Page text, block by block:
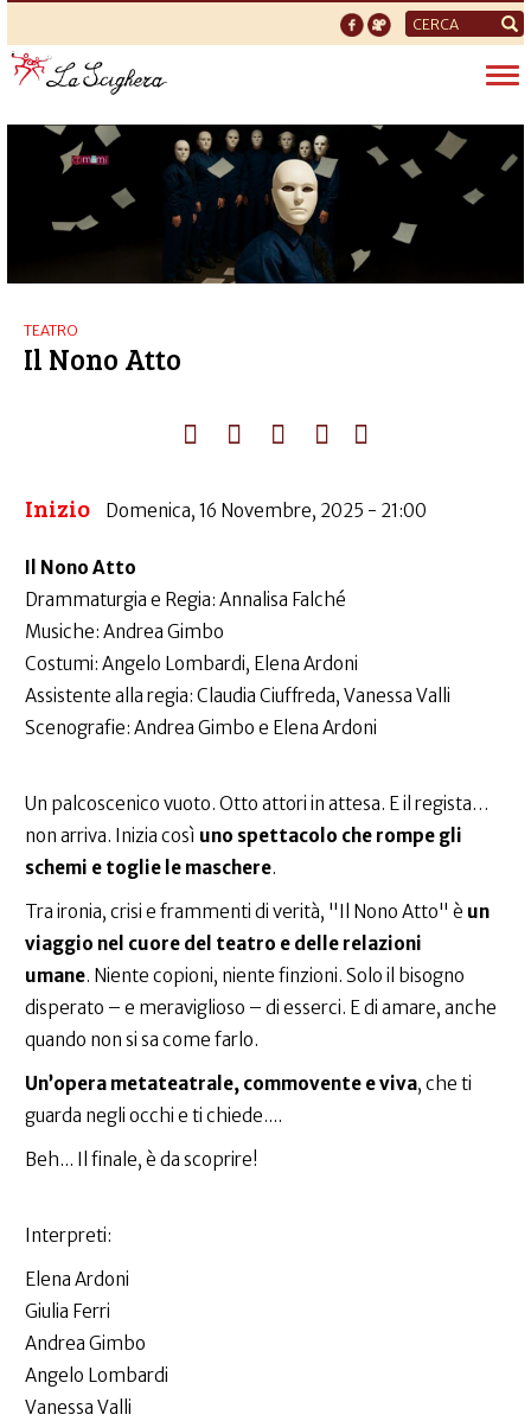
Form
di
ricerca
TEATRO
Il Nono Atto
Inizio Domenica, 16 Novembre, 2025 - 21:00
Il Nono Atto
Drammaturgia e Regia: Annalisa Falché
Musiche: Andrea Gimbo
Costumi: Angelo Lombardi, Elena Ardoni
Assistente alla regia: Claudia Ciuffreda, Vanessa Valli
Scenografie: Andrea Gimbo e Elena Ardoni
Un palcoscenico vuoto. Otto attori in attesa. E il regista…
non arriva. Inizia così uno spettacolo che rompe gli
schemi e toglie le maschere.
Tra ironia, crisi e frammenti di verità, "Il Nono Atto" è un
viaggio nel cuore del teatro e delle relazioni
umane. Niente copioni, niente finzioni. Solo il bisogno
disperato – e meraviglioso – di esserci. E di amare, anche
quando non si sa come farlo.
Un’opera metateatrale, commovente e viva, che ti
guarda negli occhi e ti chiede....
Beh... Il finale, è da scoprire!
Interpreti:
Elena Ardoni
Giulia Ferri
Andrea Gimbo
Angelo Lombardi
Vanessa Valli